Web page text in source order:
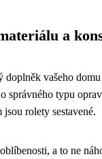
a
vašeho
správného typu
rolety sestavené.
a to ne